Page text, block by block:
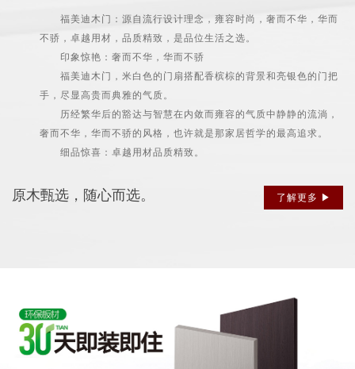
福美迪木门：源自流行设计理念，雍容时尚，奢而不华，华而
不骄，卓越用材，品质精致，是品位生活之选。
印象惊艳：奢而不华，华而不骄
福美迪木门，米白色的门扇搭配香槟棕的背景和亮银色的门把
手，尽显高贵而典雅的气质。
历经繁华后的豁达与智慧在内敛而雍容的气质中静静的流淌，
奢而不华，华而不骄的风格，也许就是那家居哲学的最高追求。
细品惊喜：卓越用材品质精致。
了解更多 ▶
原木甄选，随心而选。